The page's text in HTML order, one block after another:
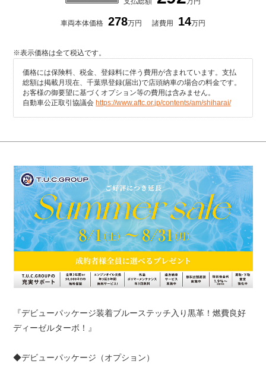
車両本体価格 278万円 諸費用 14万円
※表示価格は全て税込です。
価格には保険料、税金、登録料に伴う費用が含まれています。支払
総額は掲載月現在、千葉県登録(届出)で店頭納車の場合の料金です。
お客様の御要望に基づくオプション等の費用は含みません。
自動車公正取引協議会 https://www.aftc.or.jp/contents/am/shiharai/
『デビューパッケージ装着ブルーステッチ入り黒革！燃費良好
ディーゼルターボ！』
◆デビューパッケージ（オプション）